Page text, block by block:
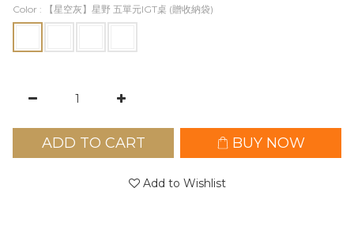
Color : 【星空灰】星野 五單元IGT桌 (贈收納袋)
ADD TO CART BUY NOW
Add to Wishlist